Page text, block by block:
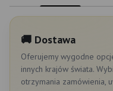
🚚 Dostawa
Oferujemy wygodne
innych krajów świata.
otrzymania zamówienia,